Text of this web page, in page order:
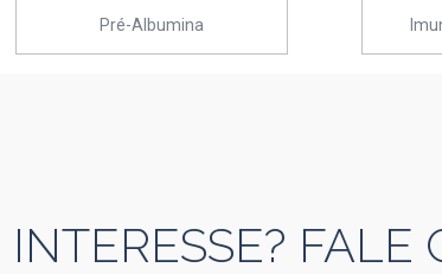
Pré-Albumina
FALE